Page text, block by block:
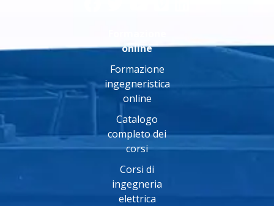
online
Formazione
ingegneristica
online
Catalogo
completo dei
corsi
Corsi di
ingegneria
elettrica